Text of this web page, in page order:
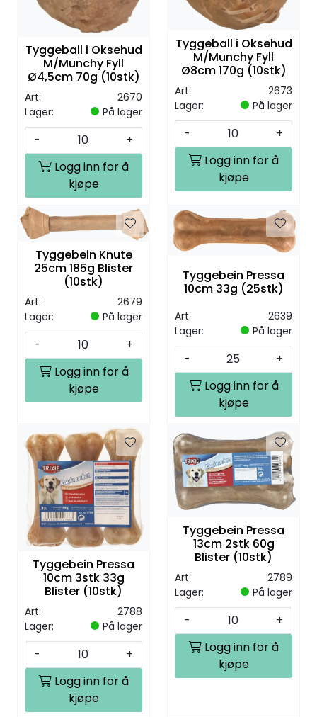
Tyggeball i Oksehud
M/Munchy Fyll
Ø4,5cm 70g (10stk)
Art:
2670
Lager:
På lager
-
+
Logg inn for å
kjøpe
Tyggeball i Oksehud
M/Munchy Fyll
Ø8cm 170g (10stk)
Art:
2673
Lager:
På lager
-
+
Logg inn for å
kjøpe
Tyggebein Knute
25cm 185g Blister
(10stk)
Art:
2679
Lager:
På lager
-
+
Logg inn for å
kjøpe
Tyggebein Pressa
10cm 33g (25stk)
Art:
2639
Lager:
På lager
-
+
Logg inn for å
kjøpe
Tyggebein Pressa
10cm 3stk 33g
Blister (10stk)
Art:
2788
Lager:
På lager
-
+
Logg inn for å
kjøpe
Tyggebein Pressa
13cm 2stk 60g
Blister (10stk)
Art:
2789
Lager:
På lager
-
+
Logg inn for å
kjøpe